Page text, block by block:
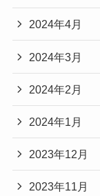
2024年4月
2024年3月
2024年2月
2024年1月
2023年12月
2023年11月